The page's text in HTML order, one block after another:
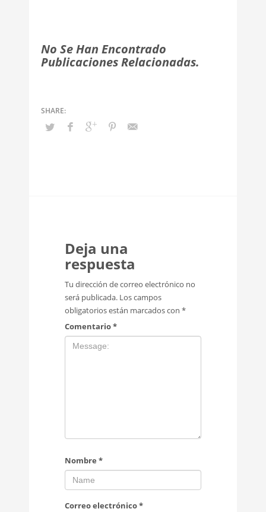
No Se Han Encontrado
Publicaciones Relacionadas.
Deja una
respuesta
Tu dirección de correo electrónico no
será publicada. Los campos
obligatorios están marcados con *
Comentario*
Nombre *
Correo electrónico*